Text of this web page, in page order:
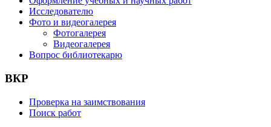
Исследователю
Фото и видеогалерея
Фотогалерея
Видеогалерея
Вопрос библиотекарю
ВКР
Проверка на заимствования
Поиск работ